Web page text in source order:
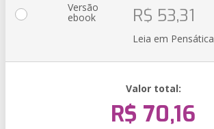
Versão
ebook R$ 53,31
Leia em Pensática
Valor total:
R$ 70,16